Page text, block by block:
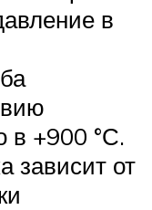
в
в +900 °С.
зависит от